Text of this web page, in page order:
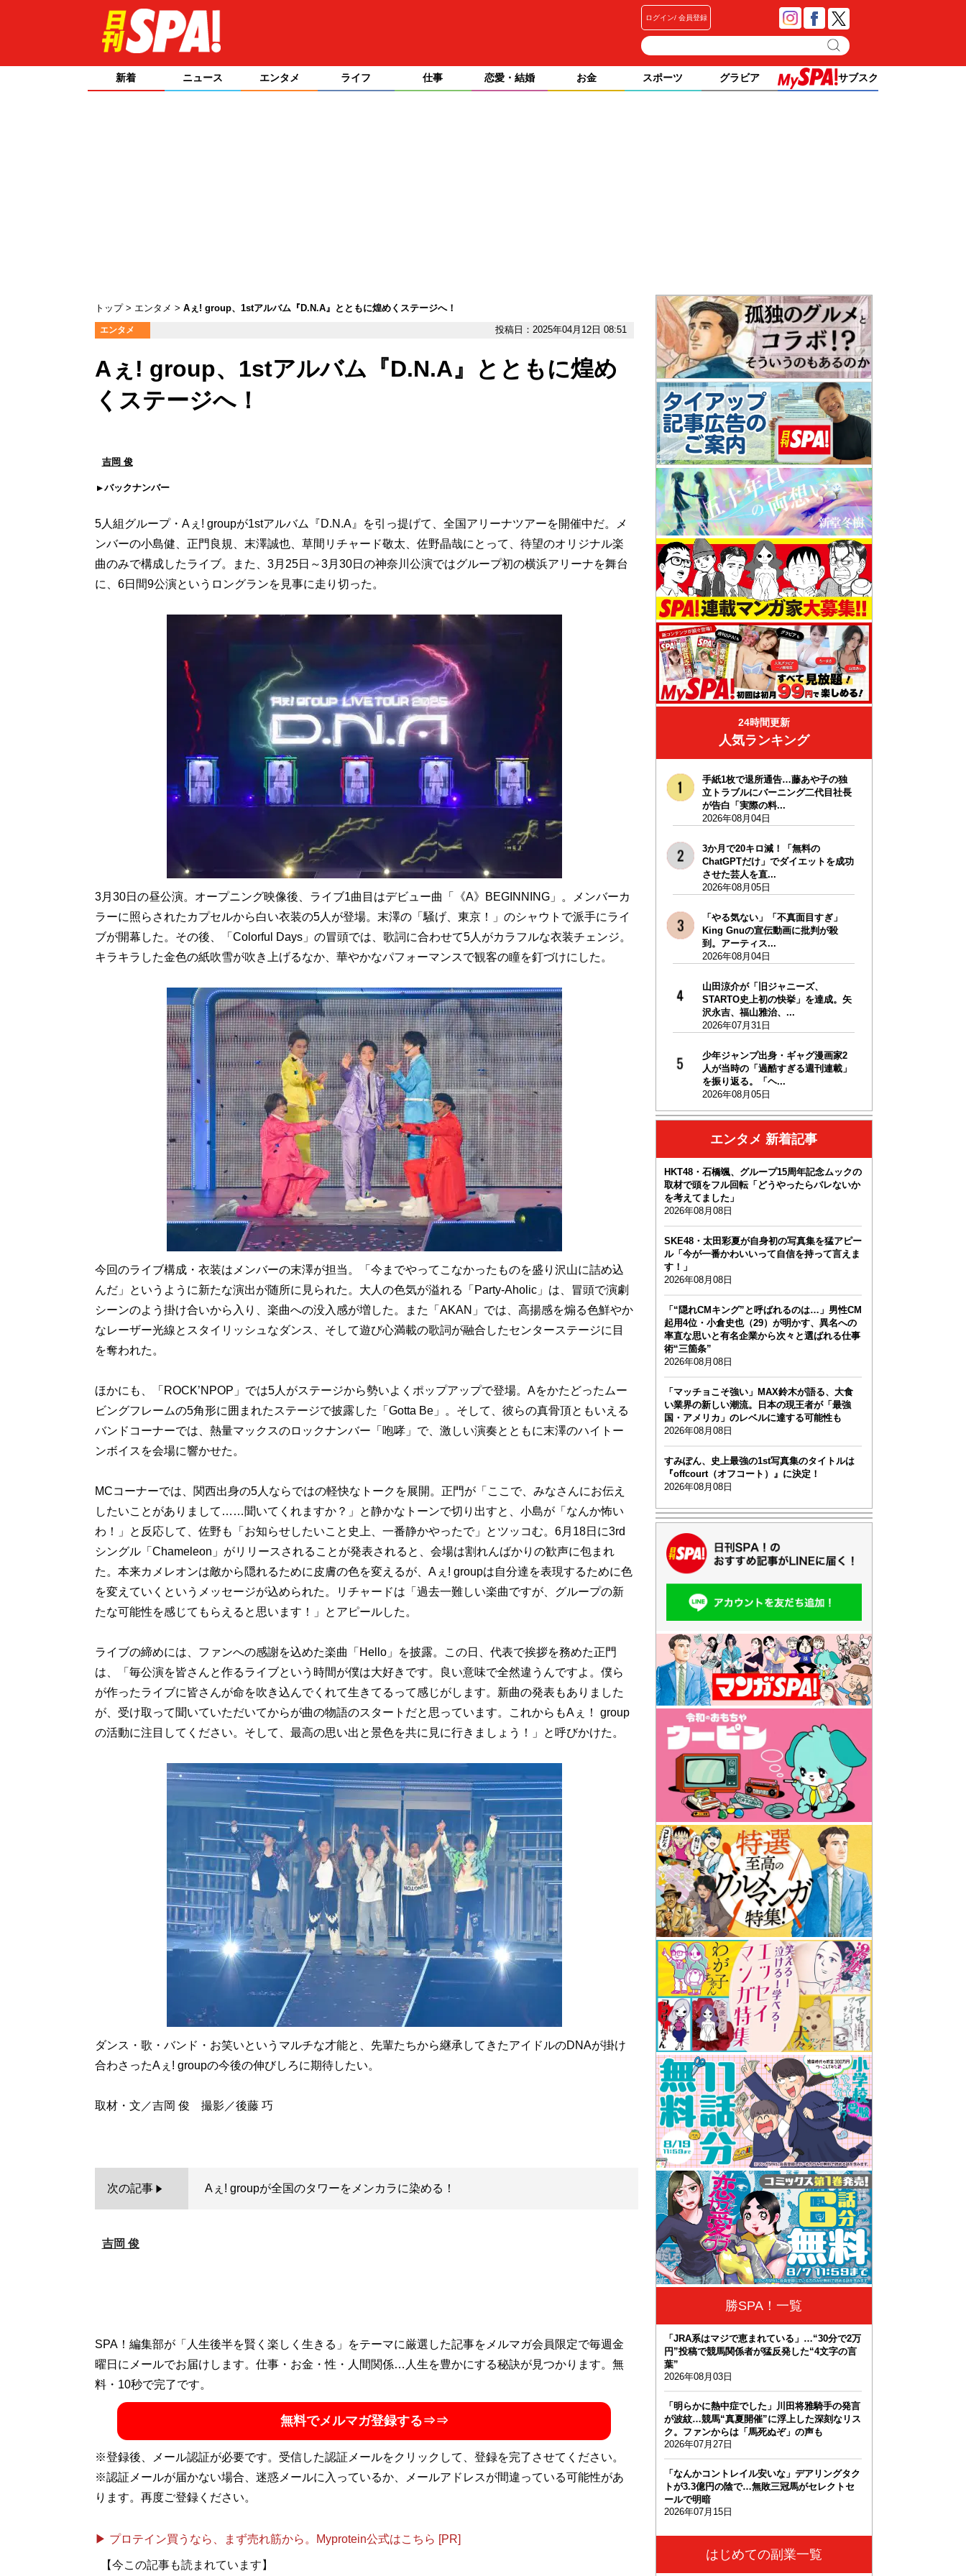
ログイン 会員登録
新着 ニュース エンタメ ライフ 仕事 恋愛・結婚 お金 スポーツ グラビア サブスク
トップ エンタメ Aぇ! group、1stアルバム『D.N.A』とともに煌めくステージへ！
エンタメ 投稿日：2025年04月12日 08:51
Aぇ! group、1stアルバム『D.N.A』とともに煌め
くステージへ！
吉岡 俊
バックナンバー
5人組グループ・Aぇ! groupが1stアルバム『D.N.A』を引っ提げて、全国アリーナツアーを開催中だ。メ
ンバーの小島健、正門良規、末澤誠也、草間リチャード敬太、佐野晶哉にとって、待望のオリジナル楽
曲のみで構成したライブ。また、3月25日～3月30日の神奈川公演ではグループ初の横浜アリーナを舞台
に、6日間9公演というロングランを見事に走り切った。
3月30日の昼公演。オープニング映像後、ライブ1曲目はデビュー曲「《A》BEGINNING」。メンバーカ
ラーに照らされたカプセルから白い衣装の5人が登場。末澤の「騒げ、東京！」のシャウトで派手にライ
ブが開幕した。その後、「Colorful Days」の冒頭では、歌詞に合わせて5人がカラフルな衣装チェンジ。
キラキラした金色の紙吹雪が吹き上げるなか、華やかなパフォーマンスで観客の瞳を釘づけにした。
今回のライブ構成・衣装はメンバーの末澤が担当。「今までやってこなかったものを盛り沢山に詰め込
んだ」というように新たな演出が随所に見られた。大人の色気が溢れる「Party-Aholic」は、冒頭で演劇
シーンのよう掛け合いから入り、楽曲への没入感が増した。また「AKAN」では、高揚感を煽る色鮮やか
なレーザー光線とスタイリッシュなダンス、そして遊び心満載の歌詞が融合したセンターステージに目
を奪われた。
ほかにも、「ROCK’NPOP」では5人がステージから勢いよくポップアップで登場。Aをかたどったムー
ビングフレームの5角形に囲まれたステージで披露した「Gotta Be」。そして、彼らの真骨頂ともいえる
バンドコーナーでは、熱量マックスのロックナンバー「咆哮」で、激しい演奏とともに末澤のハイトー
ンボイスを会場に響かせた。
MCコーナーでは、関西出身の5人ならではの軽快なトークを展開。正門が「ここで、みなさんにお伝え
したいことがありまして……聞いてくれますか？」と静かなトーンで切り出すと、小島が「なんか怖い
わ！」と反応して、佐野も「お知らせしたいこと史上、一番静かやったで」とツッコむ。6月18日に3rd
シングル「Chameleon」がリリースされることが発表されると、会場は割れんばかりの歓声に包まれ
た。本来カメレオンは敵から隠れるために皮膚の色を変えるが、Aぇ! groupは自分達を表現するために色
を変えていくというメッセージが込められた。リチャードは「過去一難しい楽曲ですが、グループの新
たな可能性を感じてもらえると思います！」とアピールした。
ライブの締めには、ファンへの感謝を込めた楽曲「Hello」を披露。この日、代表で挨拶を務めた正門
は、「毎公演を皆さんと作るライブという時間が僕は大好きです。良い意味で全然違うんですよ。僕ら
が作ったライブに皆さんが命を吹き込んでくれて生きてるって感じがします。新曲の発表もありました
が、受け取って聞いていただいてからが曲の物語のスタートだと思っています。これからもAぇ！ group
の活動に注目してください。そして、最高の思い出と景色を共に見に行きましょう！」と呼びかけた。
ダンス・歌・バンド・お笑いというマルチな才能と、先輩たちから継承してきたアイドルのDNAが掛け
合わさったAぇ! groupの今後の伸びしろに期待したい。
取材・文／吉岡 俊 撮影／後藤 巧
次の記事 Aぇ! groupが全国のタワーをメンカラに染める！
吉岡 俊
SPA！編集部が「人生後半を賢く楽しく生きる」をテーマに厳選した記事をメルマガ会員限定で毎週金
曜日にメールでお届けします。仕事・お金・性・人間関係…人生を豊かにする秘訣が見つかります。無
料・10秒で完了です。
無料でメルマガ登録する⇒⇒
※登録後、メール認証が必要です。受信した認証メールをクリックして、登録を完了させてください。
※認証メールが届かない場合、迷惑メールに入っているか、メールアドレスが間違っている可能性があ
ります。再度ご登録ください。
▶ プロテイン買うなら、まず売れ筋から。Myprotein公式はこちら [PR]
【今この記事も読まれています】
24時間更新
人気ランキング
手紙1枚で退所通告…藤あや子の独
立トラブルにバーニング二代目社長
が告白「実際の料...
2026年08月04日
3か月で20キロ減！「無料の
ChatGPTだけ」でダイエットを成功
させた芸人を直...
2026年08月05日
「やる気ない」「不真面目すぎ」
King Gnuの宣伝動画に批判が殺
到。アーティス...
2026年08月04日
山田涼介が「旧ジャニーズ、
STARTO史上初の快挙」を達成。矢
沢永吉、福山雅治、...
2026年07月31日
少年ジャンプ出身・ギャグ漫画家2
人が当時の「過酷すぎる週刊連載」
を振り返る。「ヘ...
2026年08月05日
エンタメ 新着記事
HKT48・石橋颯、グループ15周年記念ムックの
取材で頭をフル回転「どうやったらバレないか
を考えてました」
2026年08月08日
SKE48・太田彩夏が自身初の写真集を猛アピー
ル「今が一番かわいいって自信を持って言えま
す！」
2026年08月08日
「“隠れCMキング”と呼ばれるのは…」男性CM
起用4位・小倉史也（29）が明かす、異名への
率直な思いと有名企業から次々と選ばれる仕事
術“三箇条”
2026年08月08日
「マッチョこそ強い」MAX鈴木が語る、大食
い業界の新しい潮流。日本の現王者が「最強
国・アメリカ」のレベルに達する可能性も
2026年08月08日
すみぽん、史上最強の1st写真集のタイトルは
『offcourt（オフコート）』に決定！
2026年08月08日
勝SPA！一覧
「JRA系はマジで恵まれている」…“30分で2万
円”投稿で競馬関係者が猛反発した“4文字の言
葉”
2026年08月03日
「明らかに熱中症でした」川田将雅騎手の発言
が波紋…競馬“真夏開催”に浮上した深刻なリス
ク。ファンからは「馬死ぬぞ」の声も
2026年07月27日
「なんかコントレイル安いな」デアリングタク
トが3.3億円の陰で…無敗三冠馬がセレクトセ
ールで明暗
2026年07月15日
はじめての副業一覧